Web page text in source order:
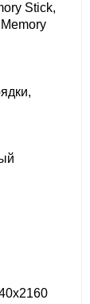
Stick,